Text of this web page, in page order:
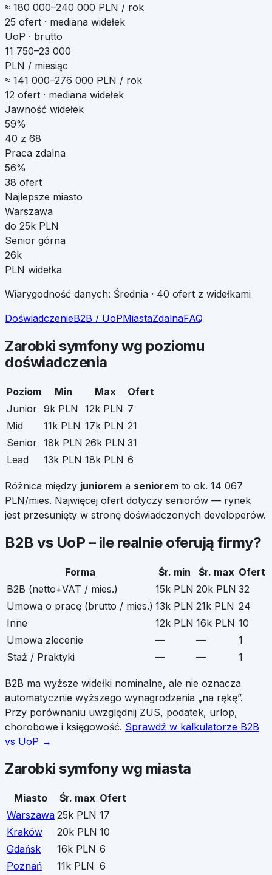
≈ 180 000–240 000 PLN / rok
25 ofert · mediana widełek
UoP · brutto
11 750–23 000
PLN / miesiąc
≈ 141 000–276 000 PLN / rok
12 ofert · mediana widełek
Jawność widełek
59%
40 z 68
Praca zdalna
56%
38 ofert
Najlepsze miasto
Warszawa
do 25k PLN
Senior górna
26k
PLN widełka
Wiarygodność danych: Średnia · 40 ofert z widełkami
DoświadczenieB2B / UoPMiastaZdalnaFAQ
Zarobkisymfonywg poziomu
doświadczenia
Poziom Min Max
Ofert
Junior 9k PLN 12k PLN 7
Mid
11k PLN 17k PLN 21
Senior 18k PLN 26k PLN 31
Lead
13k PLN 18k PLN 6
Różnica między juniorem a seniorem to ok. 14 067
PLN/mies. Najwięcej ofert dotyczy seniorów — rynek
jest przesunięty w stronę doświadczonych developerów.
B2B vs UoP – ile realnie oferują firmy?
Forma Śr. min Śr. max Ofert
B2B (netto+VAT / mies.)
15k PLN 20k PLN 32
Umowa o pracę (brutto / mies.) 13k PLN 21k PLN 24
Inne
12k PLN 16k PLN 10
Umowa zlecenie
— —
1
Staż / Praktyki
— — 1
B2B ma wyższe widełki nominalne, ale nie oznacza
automatycznie wyższego wynagrodzenia „na rękę”.
Przy porównaniu uwzględnij ZUS, podatek, urlop,
chorobowe i księgowość. Sprawdź w kalkulatorze B2B
vs UoP →
Zarobkisymfonywg miasta
Miasto Śr. max Ofert
Warszawa 25k PLN 17
Kraków
20k PLN 10
Gdańsk
16k PLN 6
Poznań
11k PLN 6